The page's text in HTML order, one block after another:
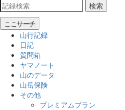
検索
ここサーチ
山行記録
日記
質問箱
ヤマノート
山のデータ
山岳保険
その他
プレミアムプラン